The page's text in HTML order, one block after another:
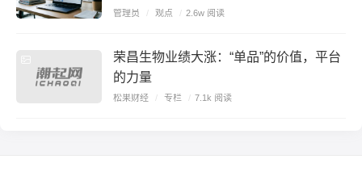
管理员 / 观点 / 2.6w 阅读
荣昌生物业绩大涨：“单品”的价值，平台
的力量
松果财经 / 专栏 / 7.1k 阅读